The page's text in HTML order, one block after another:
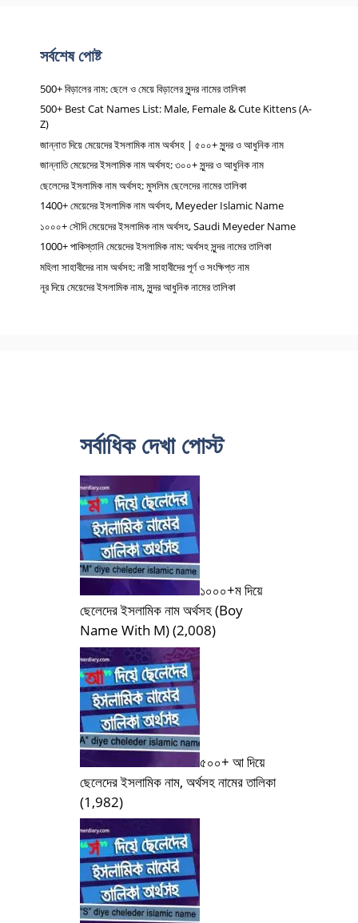
সর্বশেষ পোষ্ট
500+ বিড়ালের নাম: ছেলে ও মেয়ে বিড়ালের সুন্দর নামের তালিকা
500+ Best Cat Names List: Male, Female & Cute Kittens (A-
Z)
জান্নাত দিয়ে মেয়েদের ইসলামিক নাম অর্থসহ | ৫০০+ সুন্দর ও আধুনিক নাম
জান্নাতি মেয়েদের ইসলামিক নাম অর্থসহ: ৩০০+ সুন্দর ও আধুনিক নাম
ছেলেদের ইসলামিক নাম অর্থসহ: মুসলিম ছেলেদের নামের তালিকা
1400+ মেয়েদের ইসলামিক নাম অর্থসহ, Meyeder Islamic Name
১০০০+ সৌদি মেয়েদের ইসলামিক নাম অর্থসহ, Saudi Meyeder Name
1000+ পাকিস্তানি মেয়েদের ইসলামিক নাম: অর্থসহ সুন্দর নামের তালিকা
মহিলা সাহাবীদের নাম অর্থসহ: নারী সাহাবীদের পূর্ণ ও সংক্ষিপ্ত নাম
নূর দিয়ে মেয়েদের ইসলামিক নাম, সুন্দর আধুনিক নামের তালিকা
সর্বাধিক দেখা পোস্ট
১০০০+ম দিয়ে
ছেলেদের ইসলামিক নাম অর্থসহ (Boy
Name With M)(2,008)
৫০০+ আ দিয়ে
ছেলেদের ইসলামিক নাম, অর্থসহ নামের তালিকা
(1,982)